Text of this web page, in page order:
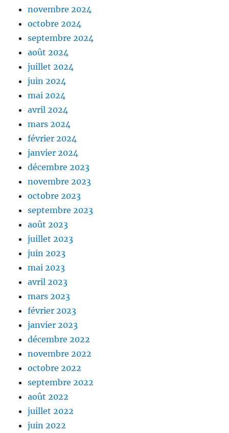
novembre 2024
octobre 2024
septembre 2024
août 2024
juillet 2024
juin 2024
mai 2024
avril 2024
mars 2024
février 2024
janvier 2024
décembre 2023
novembre 2023
octobre 2023
septembre 2023
août 2023
juillet 2023
juin 2023
mai 2023
avril 2023
mars 2023
février 2023
janvier 2023
décembre 2022
novembre 2022
octobre 2022
septembre 2022
août 2022
juillet 2022
juin 2022